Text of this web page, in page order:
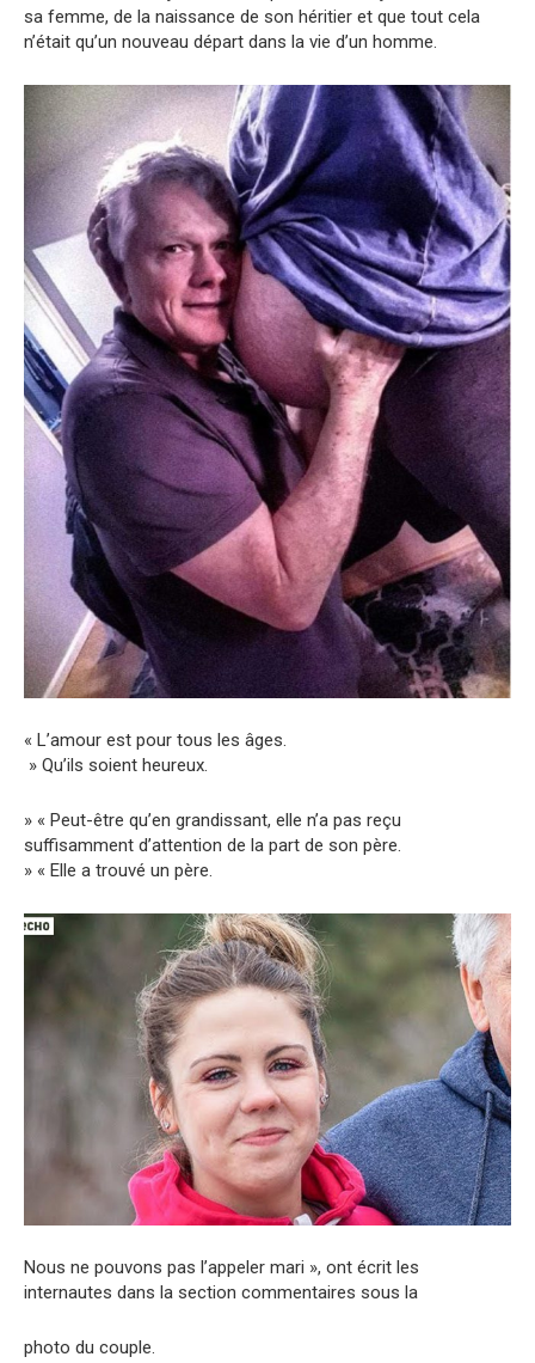
sa femme, de la naissance de son héritier et que tout cela
n’était qu’un nouveau départ dans la vie d’un homme.
« L’amour est pour tous les âges.
» Qu’ils soient heureux.
» « Peut-être qu’en grandissant, elle n’a pas reçu
suffisamment d’attention de la part de son père.
» « Elle a trouvé un père.
Nous ne pouvons pas l’appeler mari », ont écrit les
internautes dans la section commentaires sous la
photo du couple.